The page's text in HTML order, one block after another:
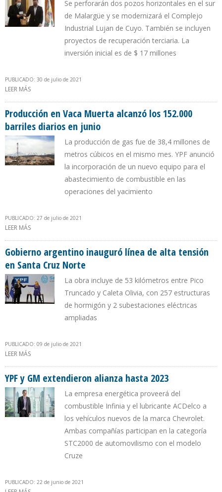
Se perforarán dos pozos horizontales en el sur
de Malargüe y se modernizará el Complejo
Industrial Lujan de Cuyo. También se incluyen
proyectos de recuperación terciaria. La
inversión inicial es de $ 17 millones
PUBLICADO: 30 de julio de 2021
LEER MÁS
Producción en Vaca Muerta alcanzó los 152.000
barriles diarios en junio
La producción de gas fue de 38,4 millones de
metros cúbicos en el mismo mes. YPF anunció
la incorporación de un nuevo equipo para el
abastecimiento de combustible en las
operaciones del yacimiento
PUBLICADO: 27 de julio de 2021
LEER MÁS
Gobierno argentino inauguró línea de alta tensión
en Santa Cruz Norte
La obra incluye de 53 kilómetros entre Pico
Truncado y Caleta Olivia, con 257 estructuras
de hormigón y 2 subestaciones eléctricas
ampliadas
PUBLICADO: 09 de julio de 2021
LEER MÁS
YPF y GM extendieron alianza hasta 2023
La empresa energética proveerá del
combustible Infinia y el lubricante ACDelco a
los vehículos nuevos de la marca Chevrolet.
Ambas compañías participan en la categoría
STC2000 de automovilismo con el modelo
Cruze
PUBLICADO: 22 de junio de 2021